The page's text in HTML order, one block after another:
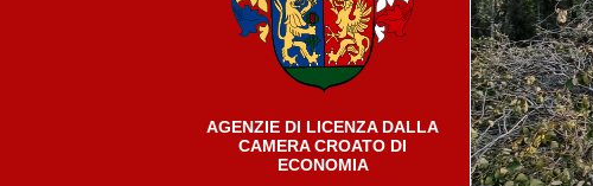
AGENZIE DI LICENZA DALLA
CAMERA CROATO DI
ECONOMIA